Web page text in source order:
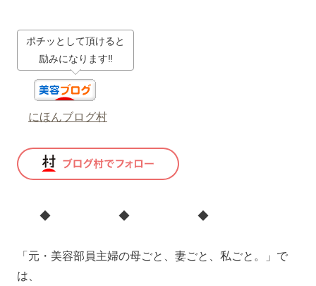
ポチッとして頂けると
励みになります‼
にほんブログ村
◆ ◆ ◆
「元・美容部員主婦の母ごと、妻ごと、私ごと。」で
は、